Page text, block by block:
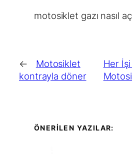
motosiklet gazı nasıl
←
Motosiklet
kontrayla döner
Her
ÖNERİLEN YAZILAR: